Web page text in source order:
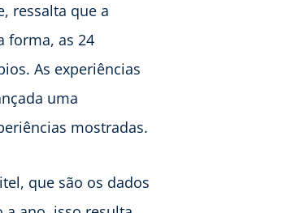
ressalta que a
forma, as 24
As experiências
uma
mostradas.
que são os dados